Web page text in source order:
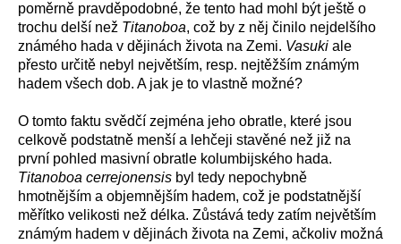
poměrně pravděpodobné, že tento had mohl být ještě o
trochu delší než Titanoboa, což by z něj činilo nejdelšího
známého hada v dějinách života na Zemi. Vasuki ale
přesto určitě nebyl největším, resp. nejtěžším známým
hadem všech dob. A jak je to vlastně možné?
O tomto faktu svědčí zejména jeho obratle, které jsou
celkově podstatně menší a lehčeji stavěné než již na
první pohled masivní obratle kolumbijského hada.
Titanoboa cerrejonensis byl tedy nepochybně
hmotnějším a objemnějším hadem, což je podstatnější
měřítko velikosti než délka. Zůstává tedy zatím největším
známým hadem v dějinách života na Zemi, ačkoliv možná